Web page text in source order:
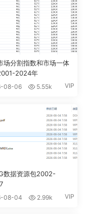
场分割指数和市场一体
2024年
08-06 5.55k VIP
数据资源包2002-
08-04 2.99k VIP